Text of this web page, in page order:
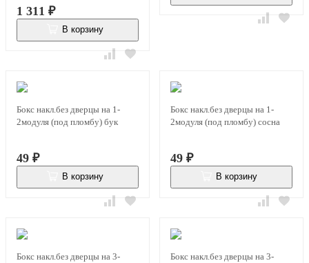
1 311 ₽
В корзину
Бокс накл.без дверцы на 1-
2модуля (под пломбу) бук
49 ₽
В корзину
Бокс накл.без дверцы на 1-
2модуля (под пломбу) сосна
49 ₽
В корзину
Бокс накл.без дверцы на 3-
Бокс накл.без дверцы на 3-